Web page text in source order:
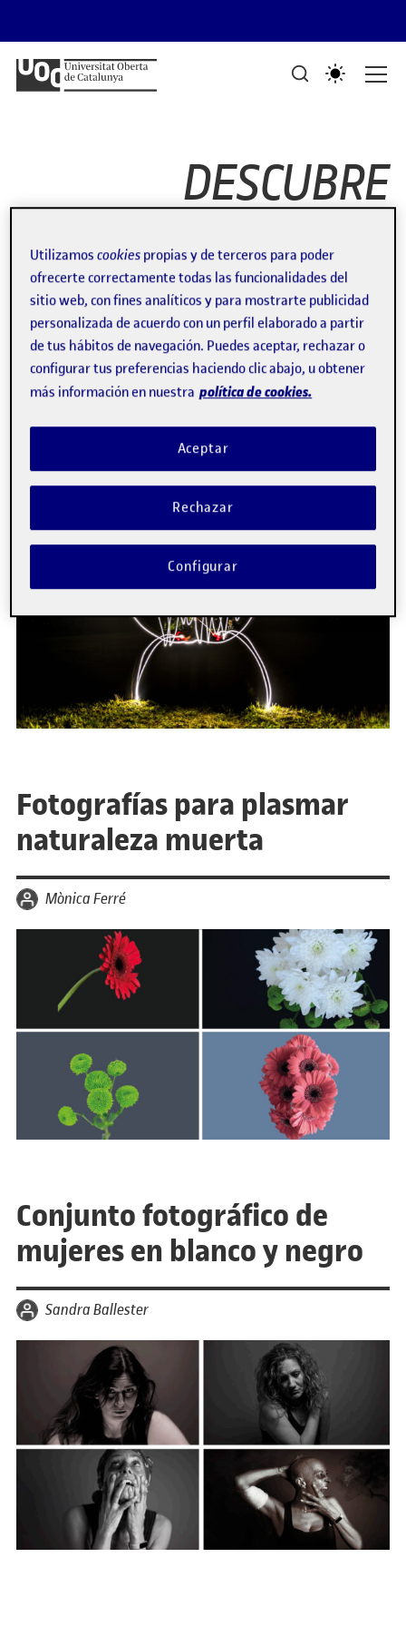
PORTAFOLIS DEL GRAU DE DISSENY I CREACIÓ DIGITALS
Mostra de treballs d'estudiants
DESCUBRE
CREACIÓN
FOTOGRÁFICA
Proyecto de fotografías de
lightpainting
por Mònica Ferré
Fotografías para plasmar
naturaleza muerta
por Mònica Ferré
Conjunto fotográfico de
mujeres en blanco y negro
por Sandra Ballester
Utilizamoscookies propias y de terceros para poder
ofrecerte correctamente todas las funcionalidades del
sitio web, con fines analíticos y para mostrarte publicidad
personalizada de acuerdo con un perfil elaborado a partir
de tus hábitos de navegación. Puedes aceptar, rechazar o
configurar tus preferencias haciendo clic abajo, u obtener
más información en nuestra política de cookies.
Rechazar
Aceptar
Configurar